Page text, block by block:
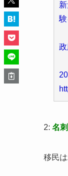
2: 名
移民